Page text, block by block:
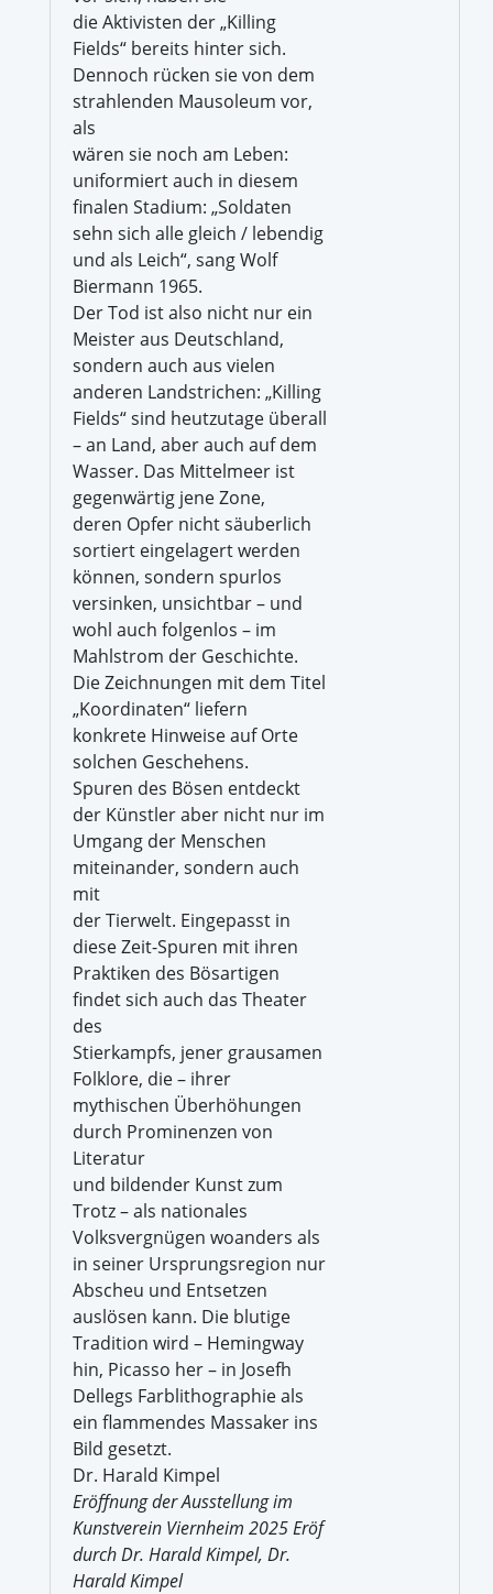
die Aktivisten der „Killing
Fields“ bereits hinter sich.
Dennoch rücken sie von dem
strahlenden Mausoleum vor,
als
wären sie noch am Leben:
uniformiert auch in diesem
finalen Stadium: „Soldaten
sehn sich alle gleich / lebendig
und als Leich“, sang Wolf
Biermann 1965.
Der Tod ist also nicht nur ein
Meister aus Deutschland,
sondern auch aus vielen
anderen Landstrichen: „Killing
Fields“ sind heutzutage überall
– an Land, aber auch auf dem
Wasser. Das Mittelmeer ist
gegenwärtig jene Zone,
deren Opfer nicht säuberlich
sortiert eingelagert werden
können, sondern spurlos
versinken, unsichtbar – und
wohl auch folgenlos – im
Mahlstrom der Geschichte.
Die Zeichnungen mit dem Titel
„Koordinaten“ liefern
konkrete Hinweise auf Orte
solchen Geschehens.
Spuren des Bösen entdeckt
der Künstler aber nicht nur im
Umgang der Menschen
miteinander, sondern auch
mit
der Tierwelt. Eingepasst in
diese Zeit-Spuren mit ihren
Praktiken des Bösartigen
findet sich auch das Theater
des
Stierkampfs, jener grausamen
Folklore, die – ihrer
mythischen Überhöhungen
durch Prominenzen von
Literatur
und bildender Kunst zum
Trotz – als nationales
Volksvergnügen woanders als
in seiner Ursprungsregion nur
Abscheu und Entsetzen
auslösen kann. Die blutige
Tradition wird – Hemingway
hin, Picasso her – in Josefh
Dellegs Farblithographie als
ein flammendes Massaker ins
Bild gesetzt.
Dr. Harald Kimpel
Eröffnung der Ausstellung im
Kunstverein Viernheim 2025 Eröf
durch Dr. Harald Kimpel, Dr.
Harald Kimpel